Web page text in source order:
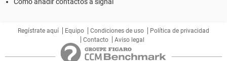
Regístrate aquí Equipo Condiciones de uso
Política de privacidad
Contacto
Aviso legal